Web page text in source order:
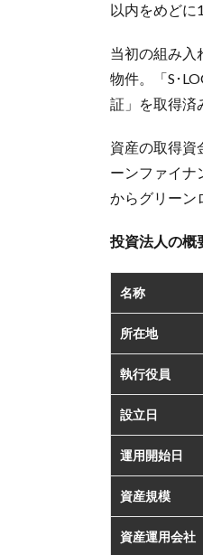
以内をめどに
当初の組み入
物件。「S･
証」を取得済
資産の取得資
ーンファイナ
からグリーン
投資法人の概
名称
所在地
執行役員
設立日
運用開始日
資産規模
資産運用会社